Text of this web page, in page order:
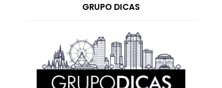
GRUPO DICAS